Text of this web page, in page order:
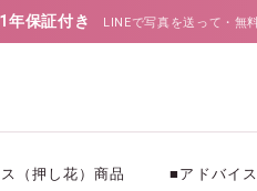
年保証付き LINEで写真を送って・無
（押し花）商品 ■アドバイス